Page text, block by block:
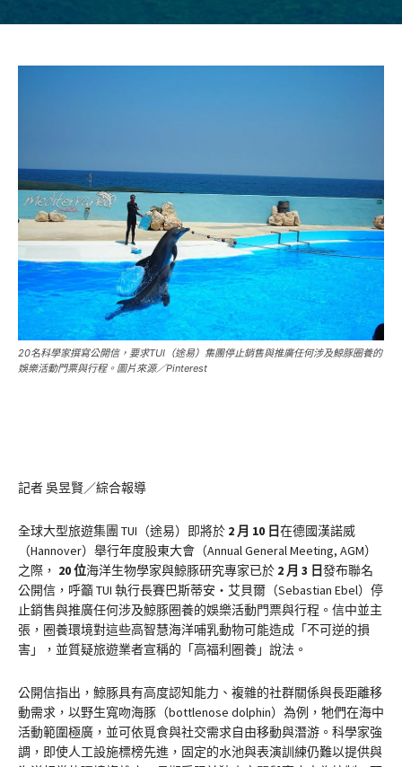
20名科學家撰寫公開信，要求TUI（途易）集團停止銷售與推廣任何涉及鯨豚圈養的
娛樂活動門票與行程。圖片來源／Pinterest
記者 吳昱賢／綜合報導
全球大型旅遊集團 TUI（途易）即將於 2 月 10 日在德國漢諾威
（Hannover）舉行年度股東大會（Annual General Meeting, AGM）
之際， 20位海洋生物學家與鯨豚研究專家已於 2 月 3 日發布聯名
公開信，呼籲 TUI 執行長賽巴斯蒂安・艾貝爾（Sebastian Ebel）停
止銷售與推廣任何涉及鯨豚圈養的娛樂活動門票與行程。信中並主
張，圈養環境對這些高智慧海洋哺乳動物可能造成「不可逆的損
害」，並質疑旅遊業者宣稱的「高福利圈養」說法。
公開信指出，鯨豚具有高度認知能力、複雜的社群關係與長距離移
動需求，以野生寬吻海豚（bottlenose dolphin）為例，牠們在海中
活動範圍極廣，並可依覓食與社交需求自由移動與潛游。科學家強
調，即使人工設施標榜先進，固定的水池與表演訓練仍難以提供與